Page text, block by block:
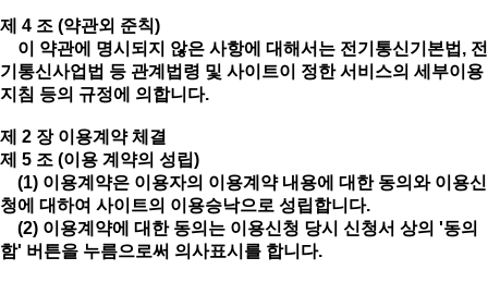
제 4 조 (약관외 준칙)
이 약관에 명시되지 않은 사항에 대해서는 전기통신기본법, 전
기통신사업법 등 관계법령 및 사이트이 정한 서비스의 세부이용
지침 등의 규정에 의합니다.
제 2 장 이용계약 체결
제 5 조 (이용 계약의 성립)
(1) 이용계약은 이용자의 이용계약 내용에 대한 동의와 이용신
청에 대하여 사이트의 이용승낙으로 성립합니다.
(2) 이용계약에 대한 동의는 이용신청 당시 신청서 상의 '동의
함' 버튼을 누름으로써 의사표시를 합니다.